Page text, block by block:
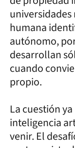
humana
autónomo,
desarrollan
cuando
propio.
La cuestión
inteligencia
venir. El